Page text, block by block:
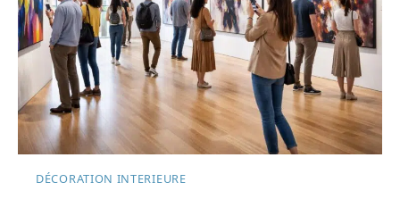
DÉCORATION INTERIEURE